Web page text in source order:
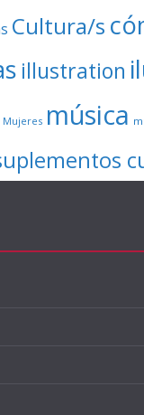
Cultura/s
illustration
Mujeres música